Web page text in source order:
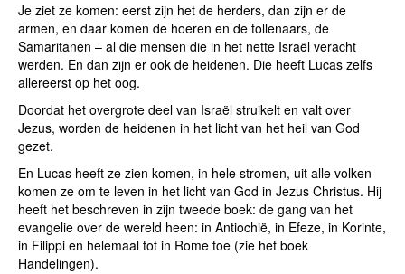
Je ziet ze komen: eerst zijn het de herders, dan zijn er de
armen, en daar komen de hoeren en de tollenaars, de
Samaritanen – al die mensen die in het nette Israël veracht
werden. En dan zijn er ook de heidenen. Die heeft Lucas zelfs
allereerst op het oog.
Doordat het overgrote deel van Israël struikelt en valt over
Jezus, worden de heidenen in het licht van het heil van God
gezet.
En Lucas heeft ze zien komen, in hele stromen, uit alle volken
komen ze om te leven in het licht van God in Jezus Christus. Hij
heeft het beschreven in zijn tweede boek: de gang van het
evangelie over de wereld heen: in Antiochië, in Efeze, in Korinte,
in Filippi en helemaal tot in Rome toe (zie het boek
Handelingen).